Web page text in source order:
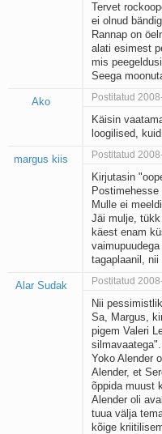
Kaks pihtimust
Ahtumine
Braueri lint
Tervet
ei olnud
Rannap on
alati esimest
mis
Seega
Ako Postitatud
Käisin
loogilised,
margus kiis Postitatud
Kirjutasin
Mulle ei
Jäi mulje,
käest enam
tagaplaanil,
Alar Sudak Postitatud
Nii
Sa, Margus,
pigem Valeri
silmavaatega".
Yoko Alender
Alender, et
õppida muust
Alender oli
tuua välja
kõige